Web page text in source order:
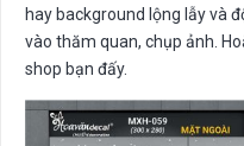
hay background lộng lẫy và
vào thăm quan, chụp ảnh.
shop bạn đấy.